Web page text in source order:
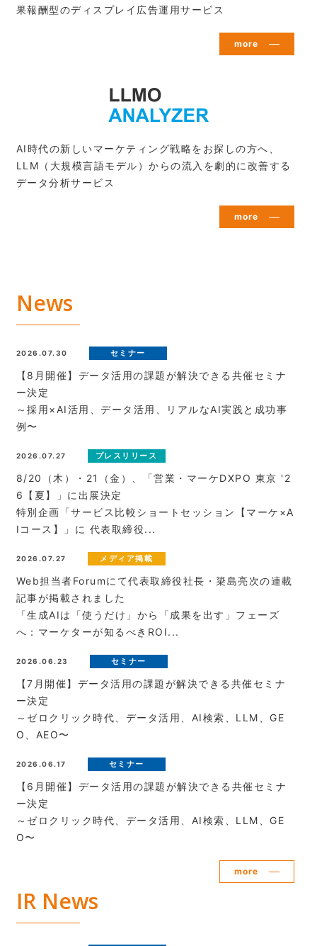
果報酬型のディスプレイ広告運用サービス
more
AI時代の新しいマーケティング戦略をお探しの方へ、
LLM（大規模言語モデル）からの流入を劇的に改善する
データ分析サービス
more
News
2026.07.30 セミナー
【8月開催】データ活用の課題が解決できる共催セミナ
ー決定
～採用×AI活用、データ活用、リアルなAI実践と成功事
例〜
2026.07.27 プレスリリース
8/20（木）・21（金）、「営業・マーケDXPO 東京 '2
6【夏】」に出展決定
特別企画「サービス比較ショートセッション【マーケ×A
Iコース】」に 代表取締役...
2026.07.27 メディア掲載
Web担当者Forumにて代表取締役社長・簗島亮次の連載
記事が掲載されました
「生成AIは「使うだけ」から「成果を出す」フェーズ
へ：マーケターが知るべきROI...
2026.06.23 セミナー
【7月開催】データ活用の課題が解決できる共催セミナ
ー決定
～ゼロクリック時代、データ活用、AI検索、LLM、GE
O、AEO〜
2026.06.17 セミナー
【6月開催】データ活用の課題が解決できる共催セミナ
ー決定
～ゼロクリック時代、データ活用、AI検索、LLM、GE
O〜
more
IR News